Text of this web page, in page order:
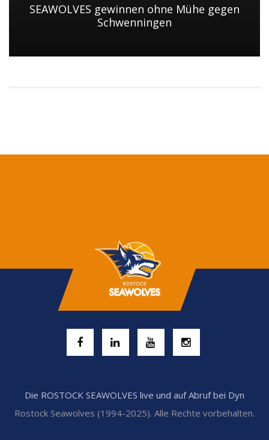
SEAWOLVES gewinnen ohne Mühe gegen
Schwenningen
Die ROSTOCK SEAWOLVES live und auf Abruf bei Dyn
Rostock Seawolves (1994-2025). Alle Rechte vorbehalten.